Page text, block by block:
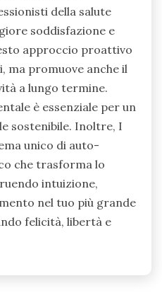
della salute
soddisfazione e
approccio proattivo
ma promuove anche il
a lungo termine.
è essenziale per un
sostenibile. Inoltre, I
unico di auto-
che trasforma lo
intuizione,
nel tuo più grande
felicità, libertà e